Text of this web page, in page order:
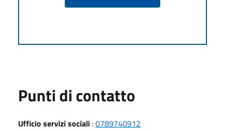
Punti di contatto
Ufficio servizi sociali :0789740912